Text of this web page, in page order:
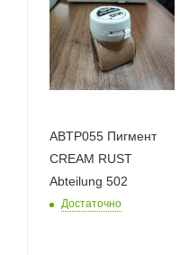
ABTP055 Пигмент
CREAM RUST
Abteilung 502
Достаточно